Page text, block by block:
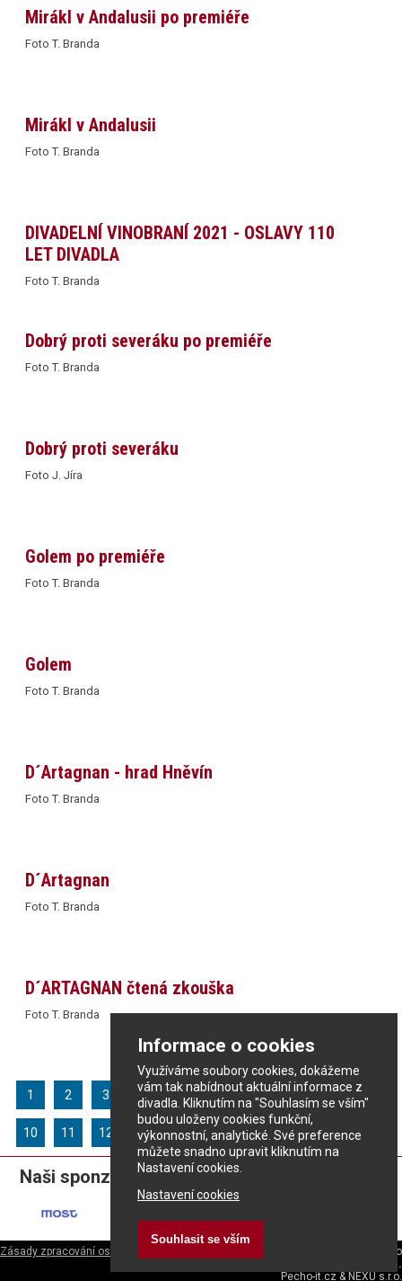
Informace o cookies
Využíváme soubory cookies, dokážeme
vám tak nabídnout aktuální informace z
divadla. Kliknutím na "Souhlasím se vším"
budou uloženy cookies funkční,
výkonnostní, analytické. Své preference
můžete snadno upravit kliknutím na
Nastavení cookies.
Nastavení cookies
Souhlasit se vším
Mirákl v Andalusii po premiéře
Foto T. Branda
Mirákl v Andalusii
Foto T. Branda
DIVADELNÍ VINOBRANÍ 2021 - OSLAVY 110
LET DIVADLA
Foto T. Branda
Dobrý proti severáku po premiéře
Foto T. Branda
Dobrý proti severáku
Foto J. Jíra
Golem po premiéře
Foto T. Branda
Golem
Foto T. Branda
D´Artagnan - hrad Hněvín
Foto T. Branda
D´Artagnan
Foto T. Branda
D´ARTAGNAN čtená zkouška
Foto T. Branda
1 2 3 4 5 6 7 8 9
10 11 12 13 14 15 16 17
Naši sponzoři:
Zásady zpracování osobních údajů
Divadlo
Městské divadlo v Mostě s.r.o.
Pecho-it.cz & NEXU s.r.o.